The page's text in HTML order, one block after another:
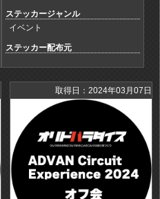
ステッカージャンル
イベント
ステッカー配布元
取得日：2024年03月07日